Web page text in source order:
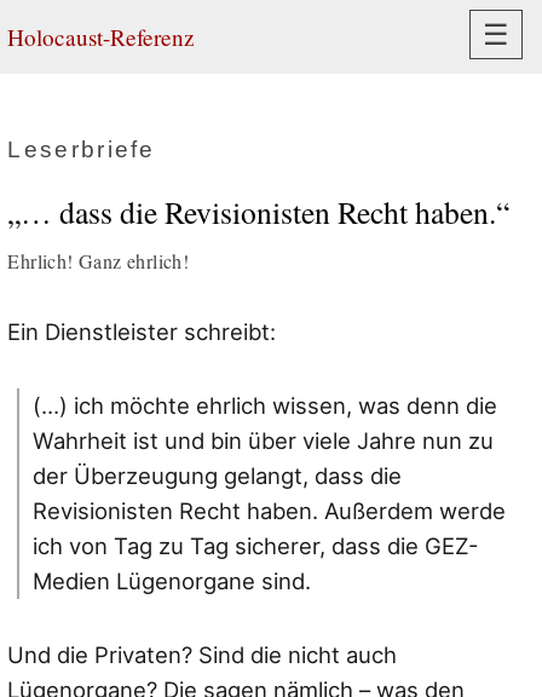
Holocaust-Referenz ☰
Leserbriefe
„… dass die Revisionisten Recht haben.“
Ehrlich! Ganz ehrlich!
Ein Dienstleister schreibt:
(…) ich möchte ehrlich wissen, was denn die
Wahrheit ist und bin über viele Jahre nun zu
der Überzeugung gelangt, dass die
Revisionisten Recht haben. Außerdem werde
ich von Tag zu Tag sicherer, dass die GEZ-
Medien Lügenorgane sind.
Und die Privaten? Sind die nicht auch
Lügenorgane? Die sagen nämlich – was den